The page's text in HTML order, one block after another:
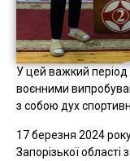
У цей важкий період
воєнними
з собою дух
17 березня 2024
Запорізької області